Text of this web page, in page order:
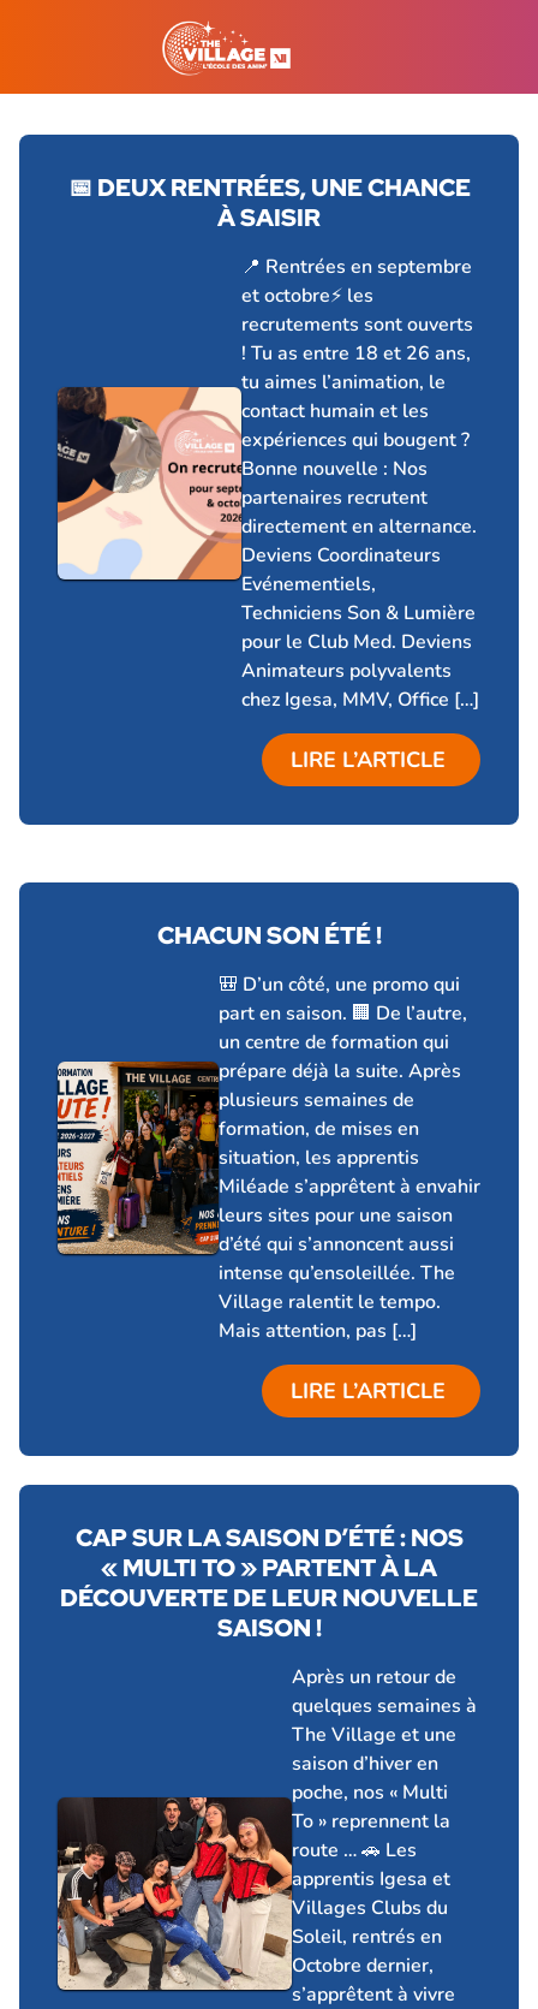
📅 DEUX RENTRÉES, UNE CHANCE
À SAISIR
📍 Rentrées en septembre
et octobre⚡ les
recrutements sont ouverts
! Tu as entre 18 et 26 ans,
tu aimes l’animation, le
contact humain et les
expériences qui bougent ?
Bonne nouvelle : Nos
partenaires recrutent
directement en alternance.
Deviens Coordinateurs
Evénementiels,
Techniciens Son & Lumière
pour le Club Med. Deviens
Animateurs polyvalents
chez Igesa, MMV, Office […]
LIRE L’ARTICLE
CHACUN SON ÉTÉ !
🎒 D’un côté, une promo qui
part en saison. 🏢 De l’autre,
un centre de formation qui
prépare déjà la suite. Après
plusieurs semaines de
formation, de mises en
situation, les apprentis
Miléade s’apprêtent à envahir
leurs sites pour une saison
d’été qui s’annoncent aussi
intense qu’ensoleillée. The
Village ralentit le tempo.
Mais attention, pas […]
LIRE L’ARTICLE
CAP SUR LA SAISON D’ÉTÉ : NOS
« MULTI TO » PARTENT À LA
DÉCOUVERTE DE LEUR NOUVELLE
SAISON !
Après un retour de
quelques semaines à
The Village et une
saison d’hiver en
poche, nos « Multi
To » reprennent la
route … 🚗 Les
apprentis Igesa et
Villages Clubs du
Soleil, rentrés en
Octobre dernier,
s’apprêtent à vivre